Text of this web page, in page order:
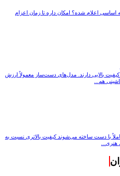
تومان بر چه اساسی اعلام شده؟ امکان داره تا زمان اعزام
بالایی دارند. مدل‌های دست‌ساز معمولاً ارزش
هم...
با دست ساخته می‌شوند کیفیت بالاتری نسبت به